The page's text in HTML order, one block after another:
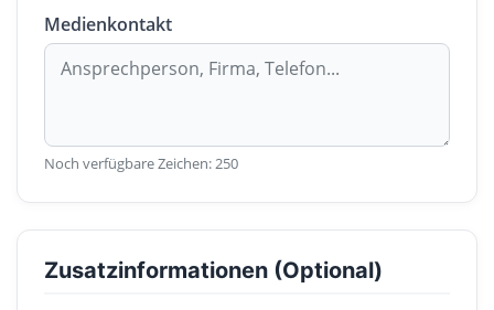
Medienkontakt
Noch verfügbare Zeichen:250
Zusatzinformationen (Optional)